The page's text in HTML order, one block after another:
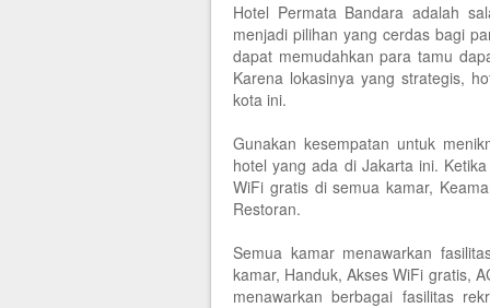
Hotel Permata Bandara adalah
menjadi pilihan yang cerdas bagi
dapat memudahkan para tamu
Karena lokasinya yang strategis,
kota ini.
Gunakan kesempatan untuk
hotel yang ada di Jakarta ini.
WiFi gratis di semua kamar,
Restoran.
Semua kamar menawarkan
kamar, Handuk, Akses WiFi gratis,
menawarkan berbagai fasilitas